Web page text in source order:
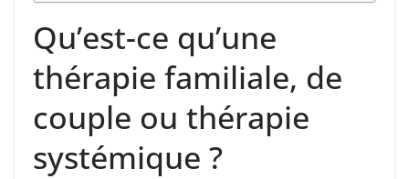
Qu’est-ce qu’une
thérapie familiale, de
couple ou thérapie
systémique ?